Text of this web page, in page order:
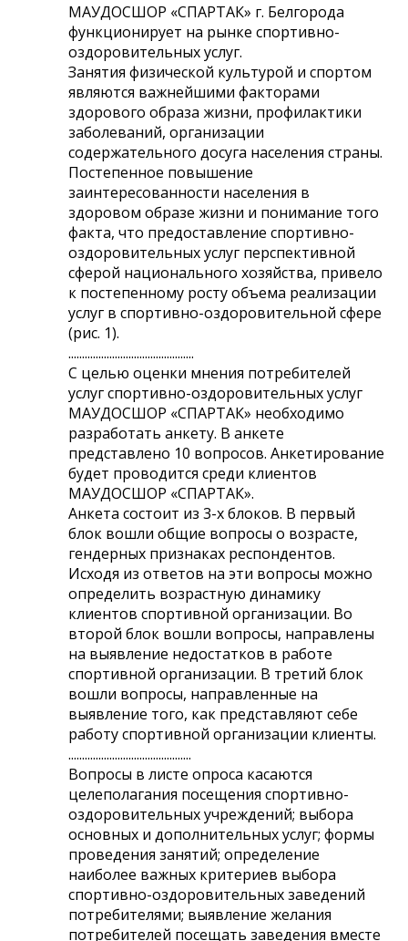
МАУДОСШОР «СПАРТАК» г. Белгорода
функционирует на рынке спортивно-
оздоровительных услуг.
Занятия физической культурой и спортом
являются важнейшими факторами
здорового образа жизни, профилактики
заболеваний, организации
содержательного досуга населения страны.
Постепенное повышение
заинтересованности населения в
здоровом образе жизни и понимание того
факта, что предоставление спортивно-
оздоровительных услуг перспективной
сферой национального хозяйства, привело
к постепенному росту объема реализации
услуг в спортивно-оздоровительной сфере
(рис. 1).
..............................................
С целью оценки мнения потребителей
услуг спортивно-оздоровительных услуг
МАУДОСШОР «СПАРТАК» необходимо
разработать анкету. В анкете
представлено 10 вопросов. Анкетирование
будет проводится среди клиентов
МАУДОСШОР «СПАРТАК».
Анкета состоит из 3-х блоков. В первый
блок вошли общие вопросы о возрасте,
гендерных признаках респондентов.
Исходя из ответов на эти вопросы можно
определить возрастную динамику
клиентов спортивной организации. Во
второй блок вошли вопросы, направлены
на выявление недостатков в работе
спортивной организации. В третий блок
вошли вопросы, направленные на
выявление того, как представляют себе
работу спортивной организации клиенты.
.............................................
Вопросы в листе опроса касаются
целеполагания посещения спортивно-
оздоровительных учреждений; выбора
основных и дополнительных услуг; формы
проведения занятий; определение
наиболее важных критериев выбора
спортивно-оздоровительных заведений
потребителями; выявление желания
потребителей посещать заведения вместе